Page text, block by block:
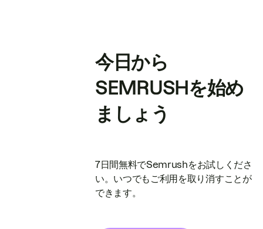
今日から
SEMRUSHを始め
ましょう
7日間無料でSemrushをお試しくださ
い。いつでもご利用を取り消すことが
できます。